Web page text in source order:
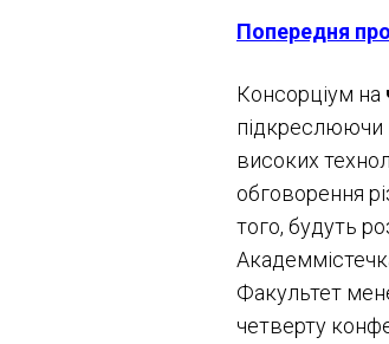
Попередня
Консорціум на
підкреслюючи
високих
обговорення
того, будуть
Факультет
четверту